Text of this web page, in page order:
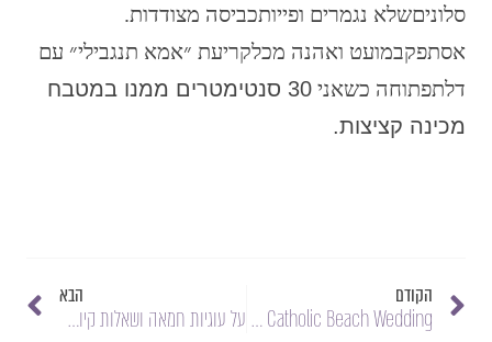
סלוניםשלא נגמרים ופייותכביסה מצודדות.
אסתפקבמועט ואהנה מכלקריעת ״אמא תנגבילי״ עם
דלתפתוחה כשאני 30סנטימטרים ממנו במטבח
מכינה קציצות.
הקודם
My Sister's Big Fat Jewish Catholic Beach Wedding
הבא
על עוגיות חמאה ושאלות קיומיות אין דה ביג סיטי